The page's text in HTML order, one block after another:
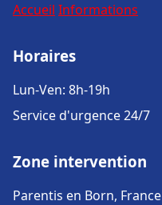
Accueil Informations
Horaires
Lun-Ven: 8h-19h
Service d'urgence 24/7
Zone intervention
Parentis en Born, France